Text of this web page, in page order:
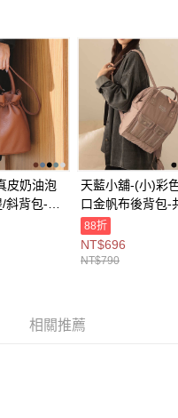
以下簡稱本公司）所提供，讓
帳單繳交帳款。
關係目的，商店將以您的個人
大哥大進項蒐集、處理及利用，
認、核對及更正。
oppay.tw/userRule
運費
費
費
運費
皮奶油泡
背包-共
天藍小舖-(小)彩
口金帆布後背包-
色-$790【
】
88折
NT$696
NT$790
相關推薦